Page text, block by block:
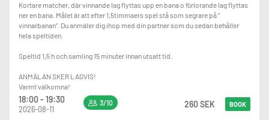
Kortare matcher, där vinnande lag flyttas upp en bana o förlorande lag flyttas
ner en bana. Målet är att efter 1,5timmaers spel stå som segrare på ”
vinnarbanan”. Du anmäler dig ihop med din partner som du sedan behåller
hela speltiden.
Speltid 1,5 h och samling 15 minuter innan utsatt tid.
ANMÄLAN SKER LAGVIS!
Varmt välkomna!
18:00 - 19:30
2026-08-11
3/10 260 SEK BOOK